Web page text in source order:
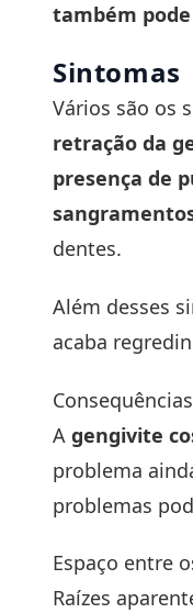
também
Vários são os
retração da
presença de
dentes.
Além desses
acaba
A gengivite
problema
problemas
Espaço entre
Raízes